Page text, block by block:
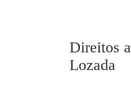
Direitos
Lozada